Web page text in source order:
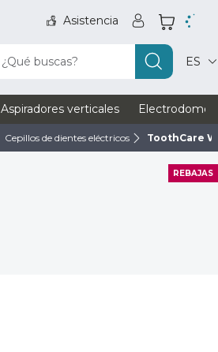
Asistencia
¿Qué buscas? ES
Aspiradores verticales
Cepillos de dientes eléctricos ToothCare
REBAJAS